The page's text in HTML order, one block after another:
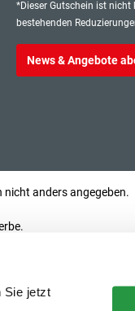
Sie jetzt
*Dieser Gutschein ist
bestehenden
News & Angebote
anders angegeben.